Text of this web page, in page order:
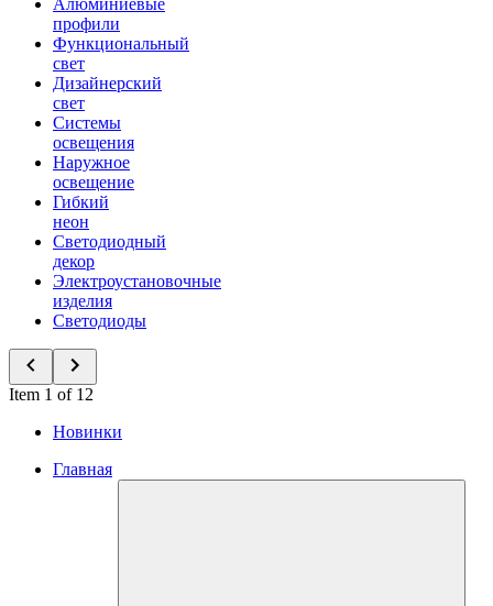
Алюминиевые
профили
Функциональный
свет
Дизайнерский
свет
Системы
освещения
Наружное
освещение
Гибкий
неон
Светодиодный
декор
Электроустановочные
изделия
Светодиоды
Item 1 of 12
Новинки
Главная